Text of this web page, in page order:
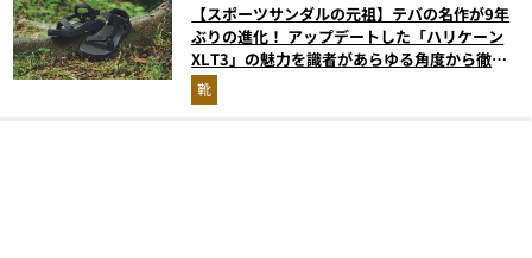
【スポーツサンダルの元祖】テバの名作が9年
ぶりの進化！ アップデートした「ハリケーン
XLT3」の魅力を識者があらゆる角度から徹底
解説！
靴